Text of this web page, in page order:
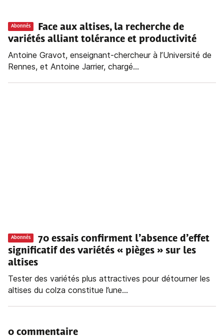
Abonnés
Face aux altises, la recherche de
variétés alliant tolérance et productivité
Antoine Gravot, enseignant-chercheur à l’Université de
Rennes, et Antoine Jarrier, chargé...
Abonnés
70 essais confirment l’absence d’effet
significatif des variétés « pièges » sur les
altises
Tester des variétés plus attractives pour détourner les
altises du colza constitue l’une...
0 commentaire